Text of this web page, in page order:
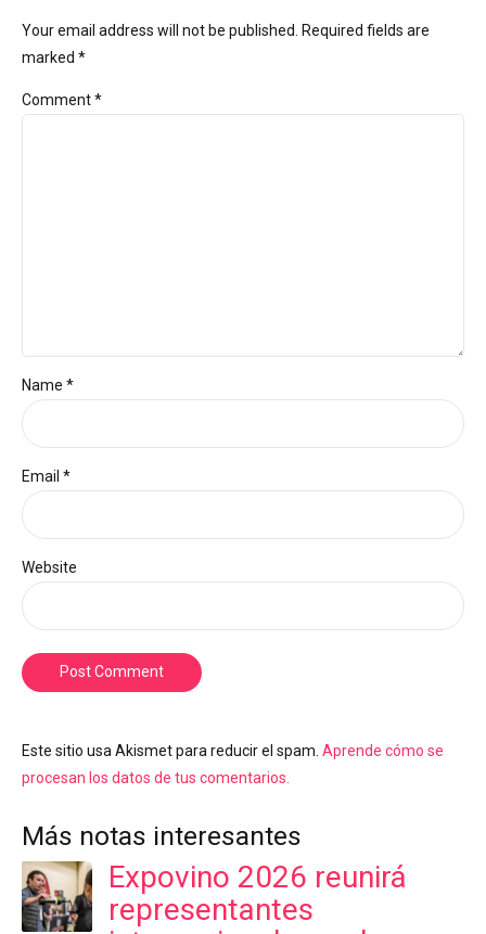
Your email address will not be published. Required fields are
marked *
Comment*
Name *
Email *
Website
Post Comment
Este sitio usa Akismet para reducir el spam. Aprende cómo se
procesan los datos de tus comentarios.
Más notas interesantes
Expovino 2026 reunirá
representantes